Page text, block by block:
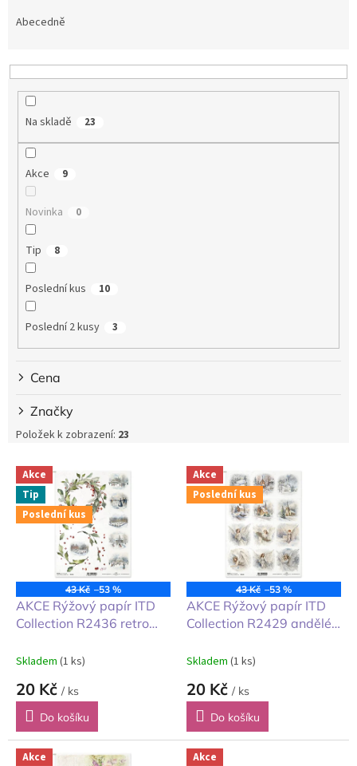
p
Abecedně
Na skladě 23
Akce 9
Novinka 0
Tip 8
Poslední kus 10
Poslední 2 kusy 3
Cena
Značky
Položek k zobrazení: 23
V
p
d
Akce
Tip
Poslední kus
43 Kč –53 %
AKCE Rýžový papír ITD
Collection R2436 retro
Skladem (1 ks)
20 Kč / ks
Do košíku
Akce
Poslední kus
43 Kč –53 %
AKCE Rýžový papír ITD
Collection R2429 andělé
Skladem (1 ks)
20 Kč / ks
Do košíku
Akce
Akce